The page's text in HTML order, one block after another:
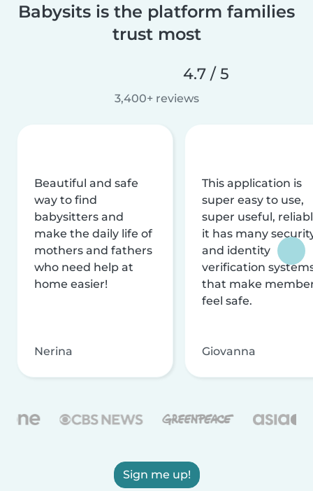
Babysits is the platform families
trust most
4.7 / 5
3,400+ reviews
Beautiful and safe
way to find
babysitters and
make the daily life of
mothers and fathers
who need help at
home easier!
Nerina
This application is
super easy to use,
super useful,
it has many
and identity
verification
that make
feel safe.
Giovanna
Sign me up!